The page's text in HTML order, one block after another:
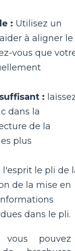
: Utilisez un
à aligner le
vous que
:
dans la
de la
plus
l'esprit le pli de
de la mise en
dans le pli.
pouvez